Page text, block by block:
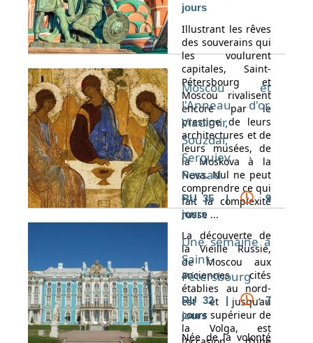
jours
Illustrant les rêves
des souverains qui
les voulurent
capitales, Saint-
Pétersbourg et
Moscou rivalisent
encore par le
prestige de leurs
architectures et de
leurs musées, de
la Moskova à la
Neva. Nul ne peut
comprendre ce qui
fait la complexité
russe ...
Moscou et
l'Anneau d'or,
Vladimir,
Souzdal,
Serguiev
Possad
RU 35 |
9
jours
La découverte de
la Vieille Russie,
de Moscou aux
anciennes cités
établies au nord-
est et jusqu’au
cours supérieur de
la Volga, est
Une semaine à
Saint-
Pétersbourg
RU 32 |
7
jours
Née de la volonté